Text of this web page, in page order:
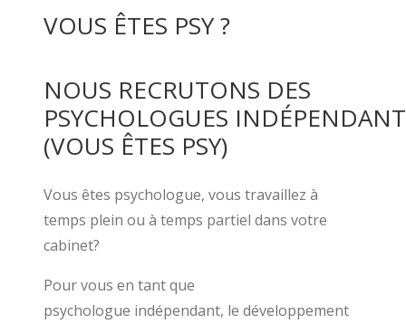
VOUS ÊTES PSY ?
NOUS RECRUTONS DES
PSYCHOLOGUES
(VOUS ÊTES PSY)
Vous êtes psychologue, vous travaillez à
temps plein ou à temps partiel dans votre
cabinet?
Pour vous en tant que
psychologue indépendant, le développement